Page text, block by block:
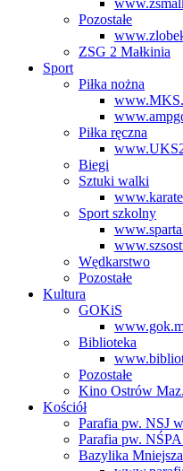
Pozostałe
ZSG 2 Małkinia
Sport
Piłka nożna
Piłka ręczna
Biegi
Sztuki walki
Sport szkolny
Wędkarstwo
Pozostałe
Kultura
GOKiS
Biblioteka
Pozostałe
Kino Ostrów Maz.
Kościół
Parafia pw. NSJ
Parafia pw.
Bazylika